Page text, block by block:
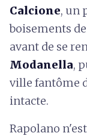
Calcione, un
boisements
avant de se
Modanella,
ville fantôme
intacte.
Rapolano